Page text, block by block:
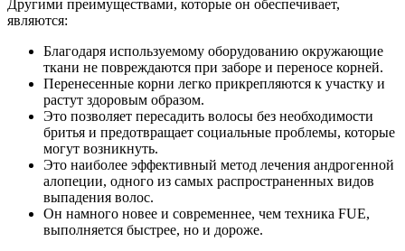
Другими преимуществами, которые он обеспечивает,
являются:
Благодаря используемому оборудованию окружающие
ткани не повреждаются при заборе и переносе корней.
Перенесенные корни легко прикрепляются к участку и
растут здоровым образом.
Это позволяет пересадить волосы без необходимости
бритья и предотвращает социальные проблемы, которые
могут возникнуть.
Это наиболее эффективный метод лечения андрогенной
алопеции, одного из самых распространенных видов
выпадения волос.
Он намного новее и современнее, чем техника FUE,
выполняется быстрее, но и дороже.